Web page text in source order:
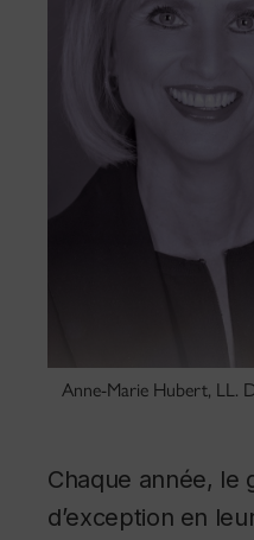
Anne-Marie Hubert, LL.
Chaque année, le
d’exception en